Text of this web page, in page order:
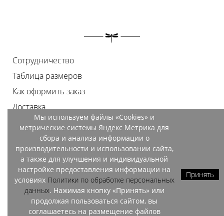
Сотрудничество
Таблица размеров
Как оформить заказ
Доставка
Оплата
Возврат
Документы
Контакты
Магазины
Мы используем файлы «Cookies» и
метрические системы Яндекс Метрика для
сбора и анализа информации о
производительности и использовании сайта,
а также для улучшения и индивидуальной
настройке предоставления информации на
условиях Политики по обработке персональных
данных. Нажимая кнопку «Принять» или
продолжая пользоваться сайтом, вы
соглашаетесь на размещение файлов
Принять